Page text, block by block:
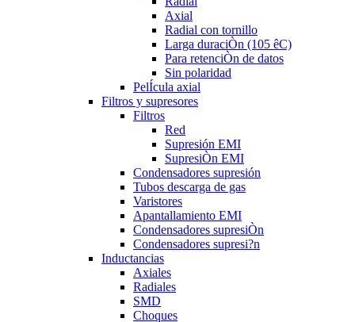
Axial
Radial con tornillo
Larga duraciÒn (105 êC)
Para retenciÒn de datos
Sin polaridad
PelÍcula axial
Filtros y supresores
Filtros
Red
Supresión EMI
SupresiÒn EMI
Condensadores supresión
Tubos descarga de gas
Varistores
Apantallamiento EMI
Condensadores supresiÒn
Condensadores supresi?n
Inductancias
Axiales
Radiales
SMD
Choques